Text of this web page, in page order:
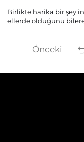
Birlikte harika bir şey
ellerde olduğunu
Önceki